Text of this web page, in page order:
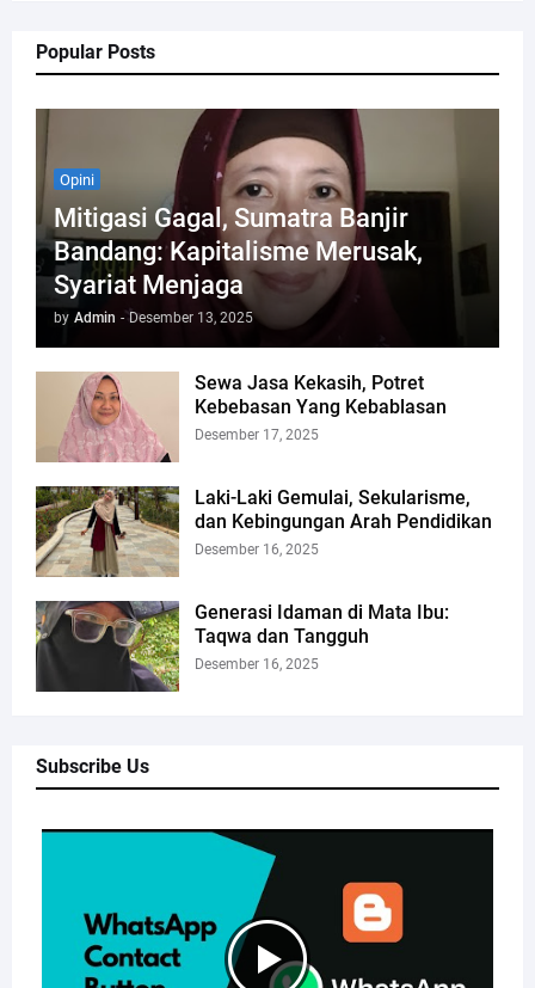
Popular Posts
Opini
Mitigasi Gagal, Sumatra Banjir
Bandang: Kapitalisme Merusak,
Syariat Menjaga
by Admin - Desember 13, 2025
Sewa Jasa Kekasih, Potret
Kebebasan Yang Kebablasan
Desember 17, 2025
Laki-Laki Gemulai, Sekularisme,
dan Kebingungan Arah Pendidikan
Desember 16, 2025
Generasi Idaman di Mata Ibu:
Taqwa dan Tangguh
Desember 16, 2025
Subscribe Us